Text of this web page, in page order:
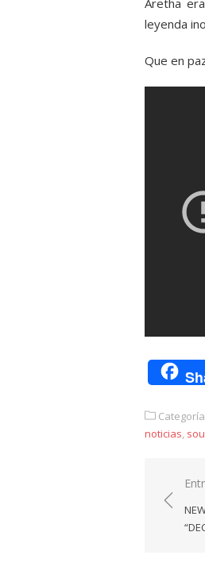
leyenda
Que en
noticias
de